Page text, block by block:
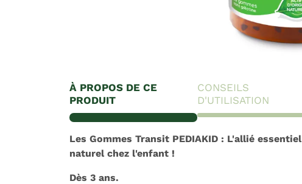
Expédition sous 24h
À PROPOS DE CE
PRODUIT
CONSEILS
D'UTILISATION
Les Gommes Transit PEDIAKID : L'allié
naturel chez l'enfant !
Dès 3 ans.